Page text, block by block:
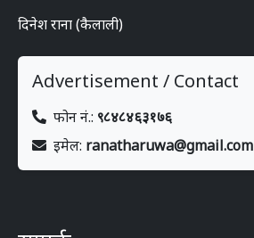
दिनेश राना (कैलाली)
Advertisement / Contact
फोन नं.: ९८४८४६३१७६
इमेल: ranatharuwa@gmail.com